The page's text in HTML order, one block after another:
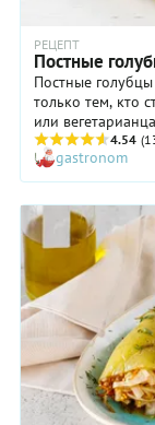
РЕЦЕПТ
Постные
Постные
только тем, кто
или
Поэтому
последних.
входят самые
лесного
сочетаются с
нежной и
попробовать
4.54
gastronom